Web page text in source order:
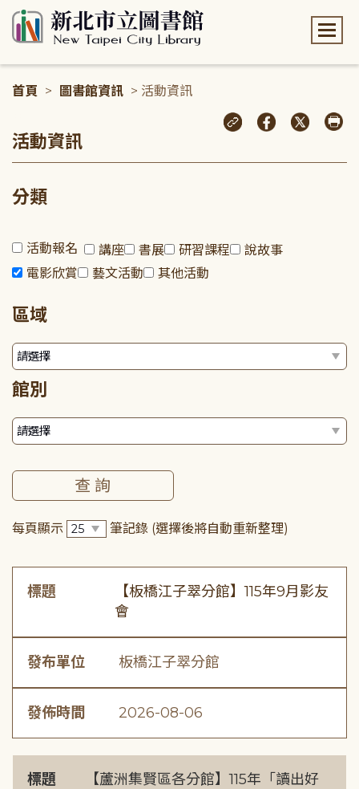
首頁 > 圖書館資訊 > 活動資訊
活動資訊
分類
活動報名 講座 書展 研習課程
說故事
電影欣賞
藝文活動 其他活動
區域
館別
每頁顯示 筆記錄 (選擇後將自動重新整理)
標題
【板橋江子翠分館】115年9月影友
會
發布單位 板橋江子翠分館
發佈時間 2026-08-06
標題
【蘆洲集賢區各分館】115年「讀出好